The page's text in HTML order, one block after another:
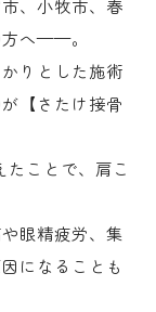
、小牧市、春
方へ——。
りとした施術
【さたけ接骨
ことで、肩こ
眼精疲労、集
になることも